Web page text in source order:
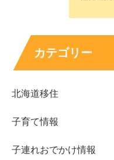
カテゴリー
北海道移住
子育て情報
子連れおでかけ情報